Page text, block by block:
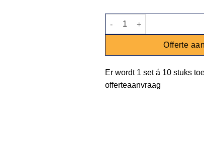
Karaf 0,25L aantal
Offerte
Er wordt 1 setá 10 stuks
offerteaanvraag